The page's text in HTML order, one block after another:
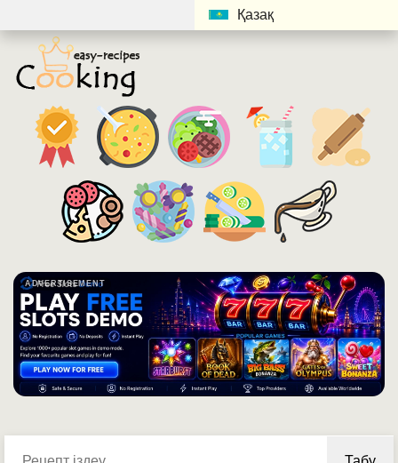
Қазақ
ADVERTISEMENT